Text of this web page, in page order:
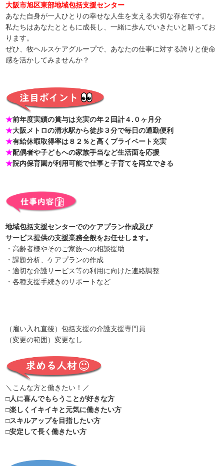
大阪市旭区東部地域包括支援センター
あなた自身が一人ひとりの幸せな人生を支える大切な存在です。
私たちはあなたとともに成長し、一緒に歩んでいきたいと願ってお
ります。
ぜひ、牧ヘルスケアグループで、あなたの仕事に対する誇りと使命
感を活かしてみませんか？
★前年度実績の賞与は充実の年２回計４.０ヶ月分
★大阪メトロの清水駅から徒歩３分で毎日の通勤便利
★有給休暇取得率は８２％と高くプライベート充実
★配偶者や子どもへの家族手当など生活面を応援
★院内保育園が利用可能で仕事と子育てを両立できる
地域包括支援センターでのケアプラン作成及び
サービス提供の支援業務全般をお任せします。
・高齢者様やそのご家族への相談援助
・課題分析、ケアプランの作成
・適切な介護サービス等の利用に向けた連絡調整
・各種支援手続きのサポートなど
（雇い入れ直後）包括支援の介護支援専門員
（変更の範囲）変更なし
＼こんな方と働きたい！／
□人に喜んでもらうことが好きな方
□楽しくイキイキと元気に働きたい方
□スキルアップを目指したい方
□安定して長く働きたい方